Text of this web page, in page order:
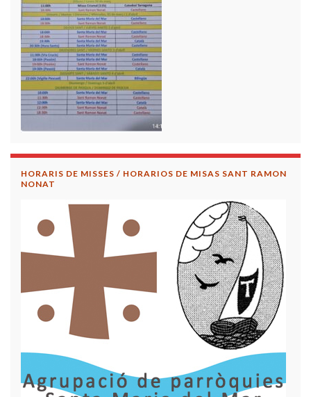
HORARIS DE MISSES / HORARIOS DE MISAS SANT RAMON
NONAT